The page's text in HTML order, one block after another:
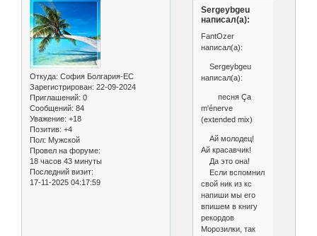
Откуда: София Болгария-ЕС
Зарегистрирован: 22-09-2024
Приглашений: 0
Сообщений: 84
Уважение: +18
Позитив: +4
Пол: Мужской
Провел на форуме:
18 часов 43 минуты
Последний визит:
17-11-2025 04:17:59
Sergeybgeu
написал(а):
FantOzer
написал(а):
Sergeybgeu
написал(а):
песня Ça
m'énerve
(extended mix)
Ай молодец!
Ай красавчик!
Да это она!
Если вспомнил
свой ник из кс
напиши мы его
впишем в книгу
рекордов
Морозилки, так